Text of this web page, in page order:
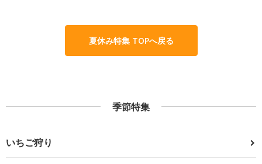
夏休み特集 TOPへ戻る
季節特集
いちご狩り